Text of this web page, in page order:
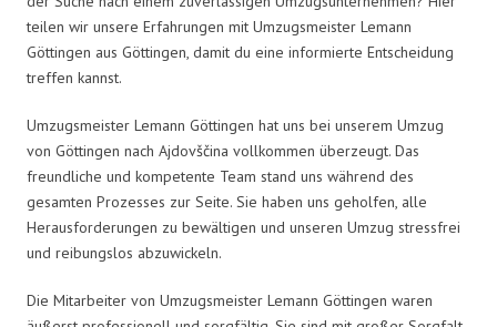
teilen wir unsere Erfahrungen mit Umzugsmeister Lemann
Göttingen aus Göttingen, damit du eine informierte Entscheidung
treffen kannst.
Umzugsmeister Lemann Göttingen hat uns bei unserem Umzug
von Göttingen nach Ajdovščina vollkommen überzeugt. Das
freundliche und kompetente Team stand uns während des
gesamten Prozesses zur Seite. Sie haben uns geholfen, alle
Herausforderungen zu bewältigen und unseren Umzug stressfrei
und reibungslos abzuwickeln.
Die Mitarbeiter von Umzugsmeister Lemann Göttingen waren